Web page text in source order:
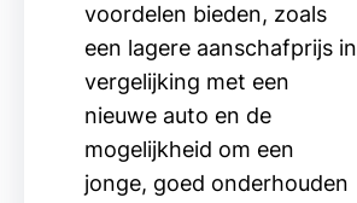
voordelen bieden, zoals
een lagere aanschafprijs in
vergelijking met een
nieuwe auto en de
mogelijkheid om een
jonge, goed onderhouden